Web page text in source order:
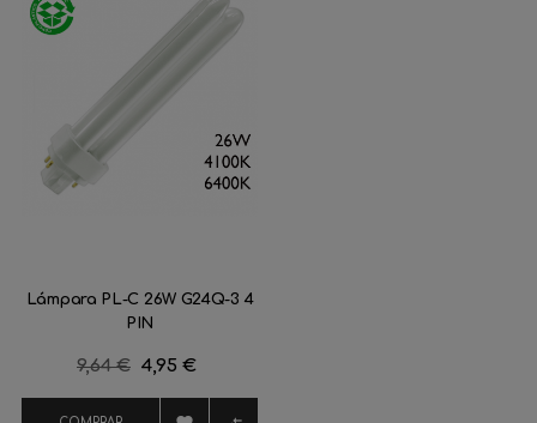
Lámpara PL-C 26W G24Q-3 4
PIN
Precio
9,64 € Precio
4,95 €